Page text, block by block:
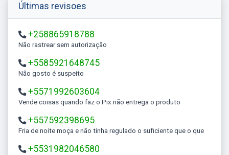
Últimas revisoes
+258865918788
Não rastrear sem autorização
+5585921648745
Não gosto é suspeito
+5571992603604
Vende coisas quando faz o Pix não entrega o produto
+557592398695
Fria de noite moça e não tinha regulado o suficiente que o que
+5531982046580